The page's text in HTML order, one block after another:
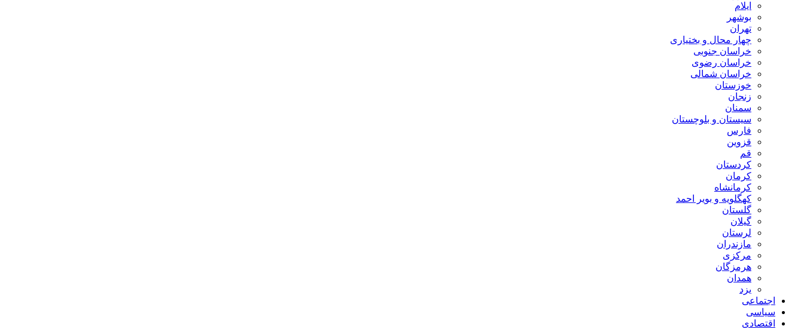
ایلام
بوشهر
تهران
چهار محال و بختیاری
خراسان جنوبی
خراسان رضوی
خراسان شمالی
خوزستان
زنجان
سمنان
سیستان و بلوچستان
فارس
قزوین
قم
کردستان
کرمان
کرمانشاه
کهگلویه و بویر احمد
گلستان
گیلان
لرستان
مازندران
مرکزی
هرمزگان
همدان
یزد
اجتماعی
سیاسی
اقتصادی